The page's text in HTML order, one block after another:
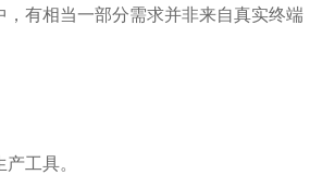
有相当一部分需求并非来自真实终端
产工具。